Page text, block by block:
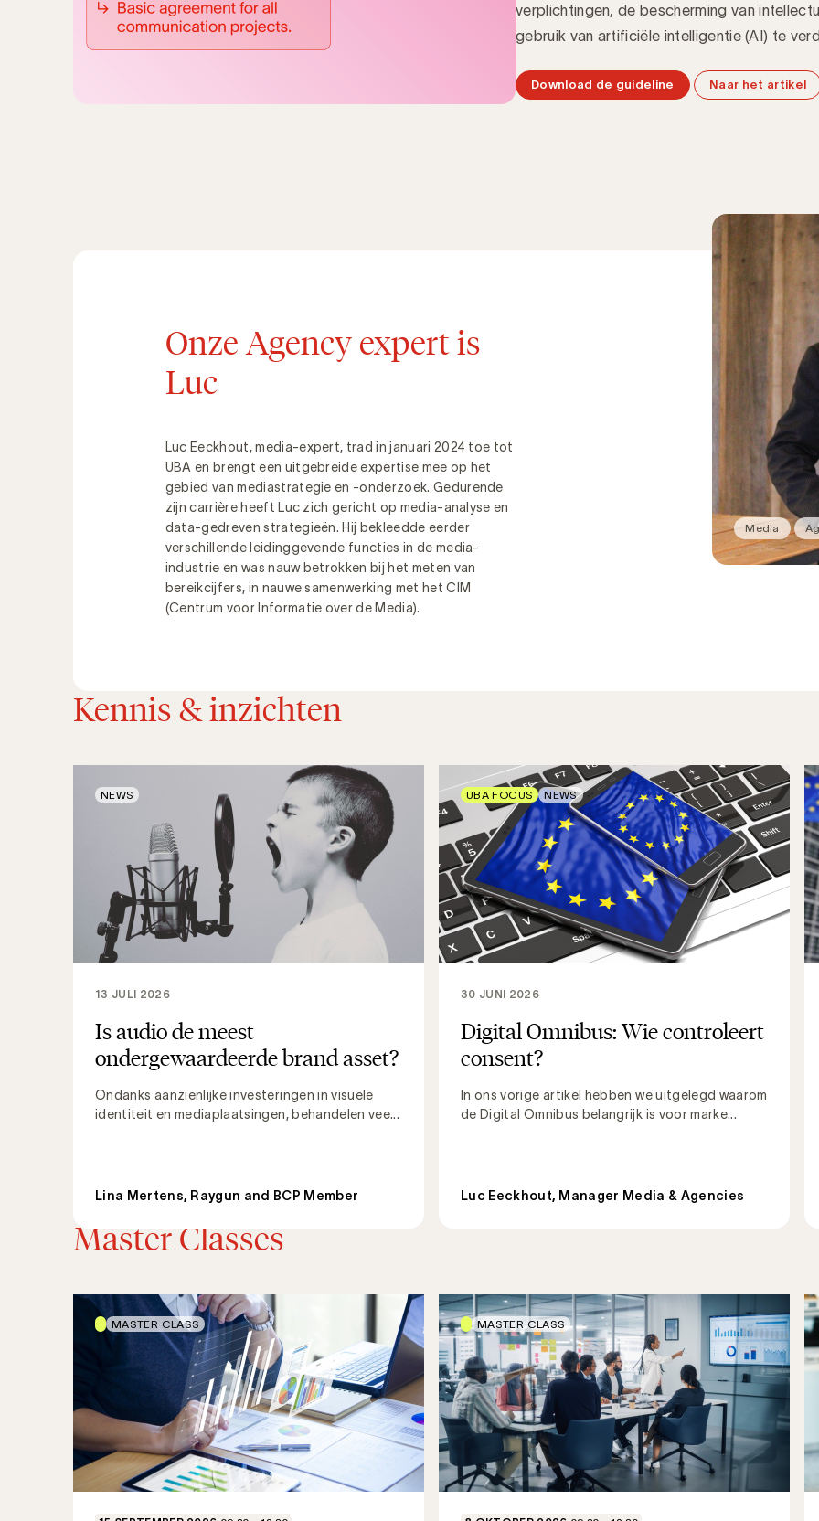
verplichtingen, de bescherming van
gebruik van artificiële intelligentie (AI) te
Download de guideline Naar het artikel
Onze Agency expert is
Luc
Luc Eeckhout, media-expert, trad in januari 2024 toe tot
UBA en brengt een uitgebreide expertise mee op het
gebied van mediastrategie en -onderzoek. Gedurende
zijn carrière heeft Luc zich gericht op media-analyse en
data-gedreven strategieën. Hij bekleedde eerder
verschillende leidinggevende functies in de media-
industrie en was nauw betrokken bij het meten van
bereikcijfers, in nauwe samenwerking met het CIM
(Centrum voor Informatie over de Media).
Media
Kennis & inzichten
Is audio de meest
ondergewaardeerde brand asset?
Ondanks aanzienlijke investeringen in visuele
identiteit en mediaplaatsingen, behandelen vee...
13 JULI 2026
Lina Mertens, Raygun and BCP Member
NEWS
Digital Omnibus: Wie controleert
consent?
In ons vorige artikel hebben we uitgelegd waarom
de Digital Omnibus belangrijk is voor marke...
30 JUNI 2026
Luc Eeckhout, Manager Media & Agencies
UBA FOCUS NEWS
Ontdek alle artikelen
Master Classes
MASTER CLASS MASTER CLASS